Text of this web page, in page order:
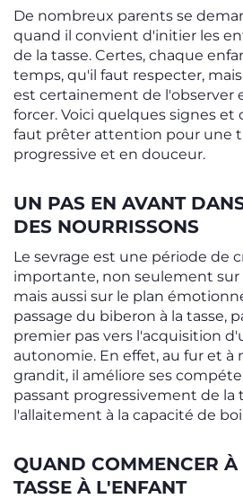
De nombreux parents se
quand il convient d'initier les
de la tasse. Certes, chaque
temps, qu'il faut respecter,
est certainement de l'observer
forcer. Voici quelques signes et
faut prêter attention pour une
progressive et en douceur.
UN PAS EN AVANT
DES NOURRISSONS
Le sevrage est une période de
importante, non seulement
mais aussi sur le plan
passage du biberon à la tasse,
premier pas vers l'acquisition
autonomie. En effet, au fur et à
grandit, il améliore ses
passant progressivement de
l'allaitement à la capacité de
QUAND COMMENCER
TASSE À L'ENFANT